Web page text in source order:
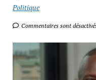
Politique
Commentaires sont